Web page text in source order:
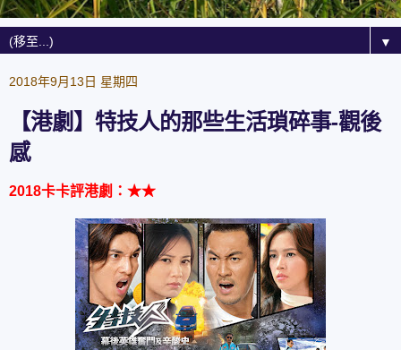
▼
2018年9月13日 星期四
【港劇】特技人的那些生活瑣碎事-觀後
感
2018卡卡評港劇： ★★